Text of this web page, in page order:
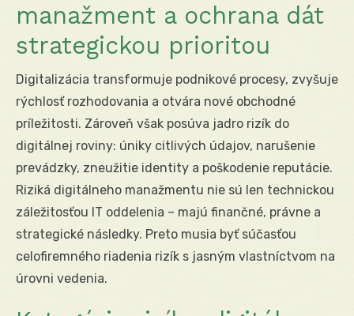
manažment a ochrana dát
strategickou prioritou
Digitalizácia transformuje podnikové procesy, zvyšuje
rýchlosť rozhodovania a otvára nové obchodné
príležitosti. Zároveň však posúva jadro rizík do
digitálnej roviny: úniky citlivých údajov, narušenie
prevádzky, zneužitie identity a poškodenie reputácie.
Riziká digitálneho manažmentu nie sú len technickou
záležitosťou IT oddelenia – majú finančné, právne a
strategické následky. Preto musia byť súčasťou
celofiremného riadenia rizík s jasným vlastníctvom na
úrovni vedenia.